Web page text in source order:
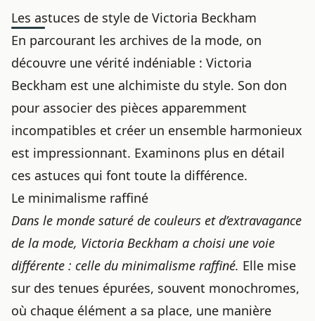
Les astuces de style de Victoria Beckham
En parcourant les archives de la mode, on
découvre une vérité indéniable : Victoria
Beckham est une alchimiste du style. Son don
pour associer des pièces apparemment
incompatibles et créer un ensemble harmonieux
est impressionnant. Examinons plus en détail
ces astuces qui font toute la différence.
Le minimalisme raffiné
Dans le monde saturé de couleurs et d’extravagance
de la mode, Victoria Beckham a choisi une voie
différente : celle du minimalisme raffiné. Elle mise
sur des tenues épurées, souvent monochromes,
où chaque élément a sa place, une manière